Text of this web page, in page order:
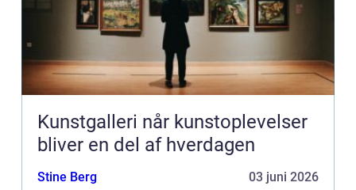
Kunstgalleri når kunstoplevelser
bliver en del af hverdagen
Stine Berg 03 juni 2026